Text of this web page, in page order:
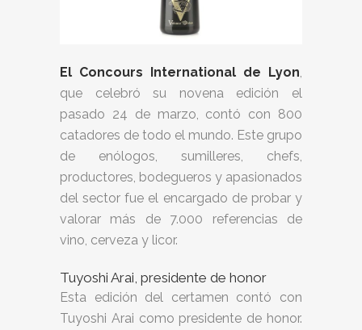
El Concours International de Lyon,
que celebró su novena edición el
pasado 24 de marzo, contó con 800
catadores de todo el mundo. Este grupo
de enólogos, sumilleres, chefs,
productores, bodegueros y apasionados
del sector fue el encargado de probar y
valorar más de 7.000 referencias de
vino, cerveza y licor.
Tuyoshi Arai, presidente de honor
Esta edición del certamen contó con
Tuyoshi Arai como presidente de honor.